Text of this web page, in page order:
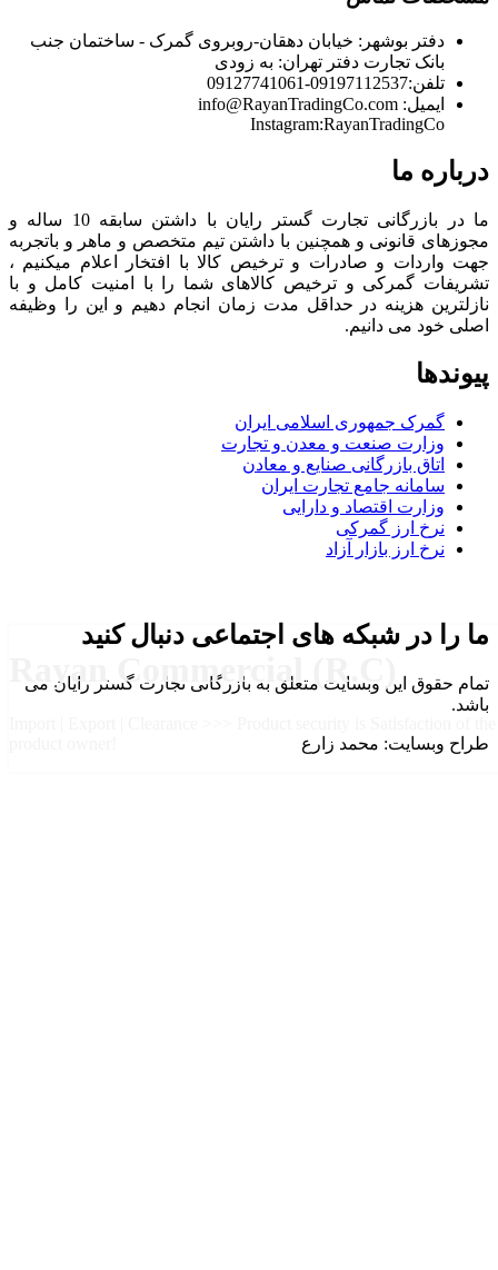
Rayan Commercial (R.C)
دفتر بوشهر: خیابان دهقان-روبروی گمرک - ساختمان جنب
بانک تجارت دفتر تهران: به زودی
تلفن:09197112537-09127741061
ایمیل: info@RayanTradingCo.com
Instagram:RayanTradingCo
درباره ما
ما در بازرگانی تجارت گستر رایان با داشتن سابقه 10 ساله و
مجوزهای قانونی و همچنین با داشتن تیم متخصص و ماهر و باتجربه
جهت واردات و صادرات و ترخیص کالا با افتخار اعلام میکنیم ،
تشریفات گمرکی و ترخیص کالاهای شما را با امنیت کامل و با
نازلترین هزینه در حداقل مدت زمان انجام دهیم و این را وظیفه
اصلی خود می دانیم.
پیوندها
گمرک جمهوری اسلامی ایران
وزارت صنعت و معدن و تجارت
اتاق بازرگانی صنایع و معادن
سامانه جامع تجارت ایران
وزارت اقتصاد و دارایی
نرخ ارز گمرکی
نرخ ارز بازار آزاد
ما را در شبکه های اجتماعی دنبال کنید
تمام حقوق این وبسایت متعلق به بازرگانی تجارت گستر رایان می
باشد.
طراح وبسایت: محمد زارع